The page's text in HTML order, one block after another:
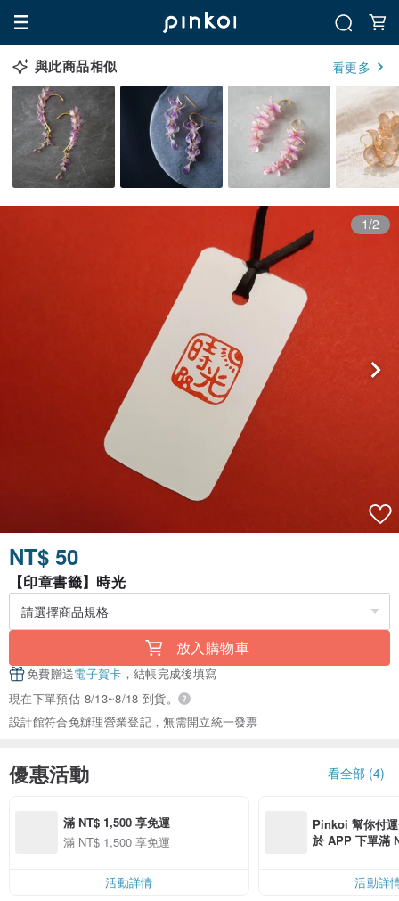
與此商品相似 看更多
1/2
NT$ 50
【印章書籤】時光
放入購物車
免費贈送電子賀卡 ，結帳完成後填寫
現在下單預估 8/13~8/18 到貨。
設計館符合免辦理營業登記，無需開立統一發票
優惠活動 看全部 (4)
滿 NT$ 1,500 享免運
滿 NT$ 1,500 享免運
活動詳情
Pinkoi 幫你付
於 APP 下單滿
活動詳